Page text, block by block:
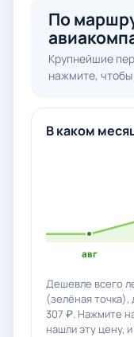
По
Крупнейшие
нажмите, чтобы
В каком
авг
Дешевле всего
(зелёная
307 ₽. Нажмите
нашли эту цену,